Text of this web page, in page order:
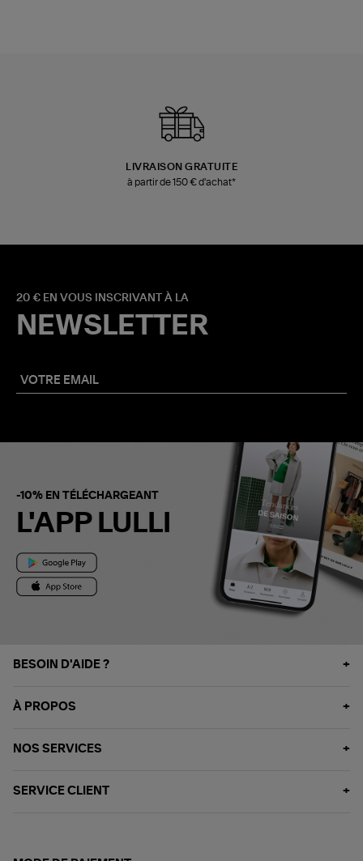
LIVRAISON GRATUITE
à partir de 150 € d'achat*
20 € EN VOUS INSCRIVANT À LA
NEWSLETTER
-10% EN TÉLÉCHARGEANT
L'APP LULLI
BESOIN D'AIDE ?
À PROPOS
NOS SERVICES
SERVICE CLIENT